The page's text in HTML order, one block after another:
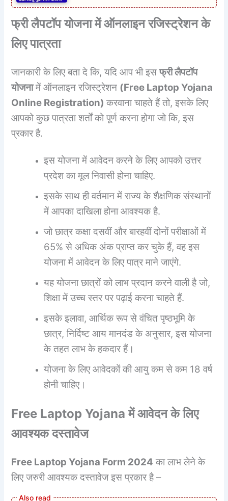
फ्री लैपटॉप योजना में ऑनलाइन रजिस्ट्रेशन के
लिए पात्रता
जानकारी के लिए बता दे कि, यदि आप भी इसफ्री लैपटॉप
योजनामें ऑनलाइन रजिस्ट्रेशन (Free Laptop Yojana
Online Registration)करवाना चाहते हैं तो, इसके लिए
आपको कुछ पात्रता शर्तों को पूर्ण करना होगा जो कि, इस
प्रकार है.
इस योजना में आवेदन करने के लिए आपको उत्तर
प्रदेश का मूल निवासी होना चाहिए.
इसके साथ ही वर्तमान में राज्य के शैक्षणिक संस्थानों
में आपका दाखिला होना आवश्यक है.
जो छात्र कक्षा दसवीं और बारहवीं दोनों परीक्षाओं में
65% से अधिक अंक प्राप्त कर चुके हैं, वह इस
योजना में आवेदन के लिए पात्र माने जाएंगे.
यह योजना छात्रों को लाभ प्रदान करने वाली है जो,
शिक्षा में उच्च स्तर पर पढ़ाई करना चाहते हैं.
इसके इलावा, आर्थिक रूप से वंचित पृष्ठभूमि के
छात्र, निर्दिष्ट आय मानदंड के अनुसार, इस योजना
के तहत लाभ के हकदार हैं।
योजना के लिए आवेदकों की आयु कम से कम 18 वर्ष
होनी चाहिए।
Free Laptop Yojanaमें आवेदन के लिए
आवश्यक दस्तावेज
Free Laptop Yojana Form 2024 का लाभ लेने के
लिए जरुरी आवश्यक दस्तावेज इस प्रकार है –